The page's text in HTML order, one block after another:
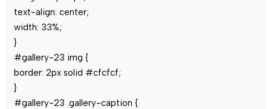
text-align: center;
width: 33%;
}
#gallery-23 img {
border: 2px solid #cfcfcf;
}
#gallery-23 .gallery-caption {